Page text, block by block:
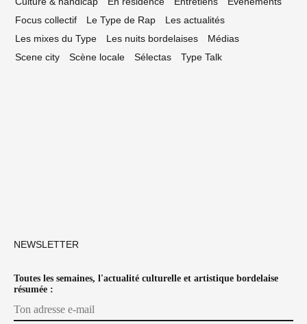
Focus collectif
Le Type de Rap
Les actualités
Les mixes du Type
Les nuits bordelaises
Médias
Scene city
Scène locale Sélectas Type Talk
NEWSLETTER
Toutes les semaines, l'actualité culturelle et artistique bordelaise
résumée :